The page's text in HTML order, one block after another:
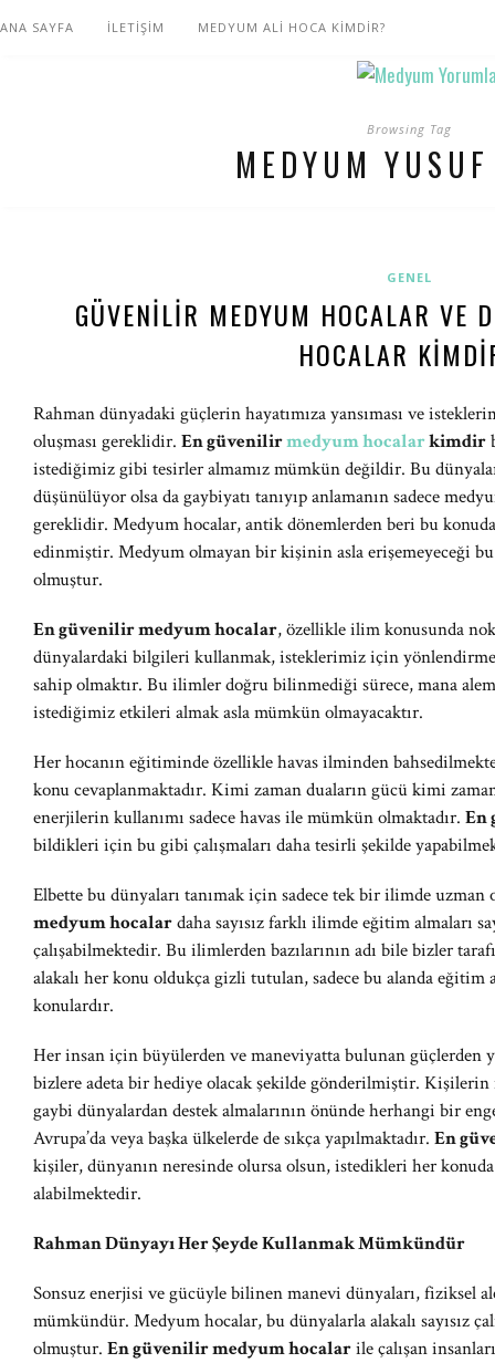
ANA SAYFA İLETİŞİM MEDYUM ALİ HOCA KİMDİR?
Browsing Tag
MEDYUM
GENEL
GÜVENILIR MEDYUM HOCALAR VE
HOCALAR
Rahman dünyadaki güçlerin hayatımıza yansıması ve
oluşması gereklidir. En güvenilirmedyum hocalarkimdir
istediğimiz gibi tesirler almamız mümkün değildir. Bu
düşünülüyor olsa da gaybiyatı tanıyıp anlamanın sadece
gereklidir. Medyum hocalar, antik dönemlerden beri bu
edinmiştir. Medyum olmayan bir kişinin asla erişemeyeceği
olmuştur.
En güvenilir medyum hocalar, özellikle ilim konusunda
dünyalardaki bilgileri kullanmak, isteklerimiz için
sahip olmaktır. Bu ilimler doğru bilinmediği sürece, mana
istediğimiz etkileri almak asla mümkün olmayacaktır.
Her hocanın eğitiminde özellikle havas ilminden
konu cevaplanmaktadır. Kimi zaman duaların gücü kimi
enerjilerin kullanımı sadece havas ile mümkün olmaktadır. En
bildikleri için bu gibi çalışmaları daha tesirli şekilde
Elbette bu dünyaları tanımak için sadece tek bir ilimde
medyum hocalardaha sayısız farklı ilimde eğitim almaları
çalışabilmektedir. Bu ilimlerden bazılarının adı bile bizler
alakalı her konu oldukça gizli tutulan, sadece bu alanda eğitim
konulardır.
Her insan için büyülerden ve maneviyatta bulunan güçlerden
bizlere adeta bir hediye olacak şekilde gönderilmiştir.
gaybi dünyalardan destek almalarının önünde herhangi bir
Avrupa’da veya başka ülkelerde de sıkça yapılmaktadır. En
kişiler, dünyanın neresinde olursa olsun, istedikleri her
alabilmektedir.
Rahman Dünyayı Her Şeyde Kullanmak Mümkündür
Sonsuz enerjisi ve gücüyle bilinen manevi dünyaları, fiziksel
mümkündür. Medyum hocalar, bu dünyalarla alakalı sayısız
olmuştur. En güvenilir medyum hocalarile çalışan